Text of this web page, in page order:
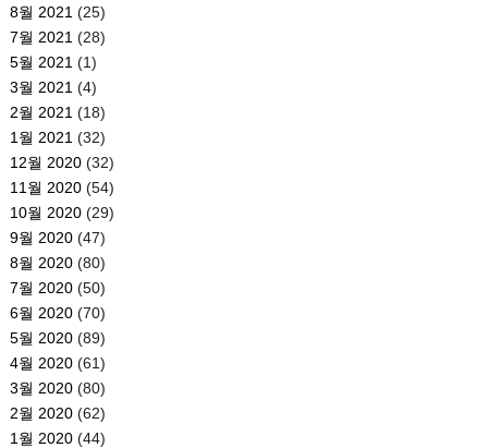
8월 2021 (25)
7월 2021 (28)
5월 2021 (1)
3월 2021 (4)
2월 2021 (18)
1월 2021 (32)
12월 2020(32)
11월 2020(54)
10월 2020(29)
9월 2020(47)
8월 2020(80)
7월 2020(50)
6월 2020(70)
5월 2020(89)
4월 2020(61)
3월 2020(80)
2월 2020(62)
1월 2020(44)